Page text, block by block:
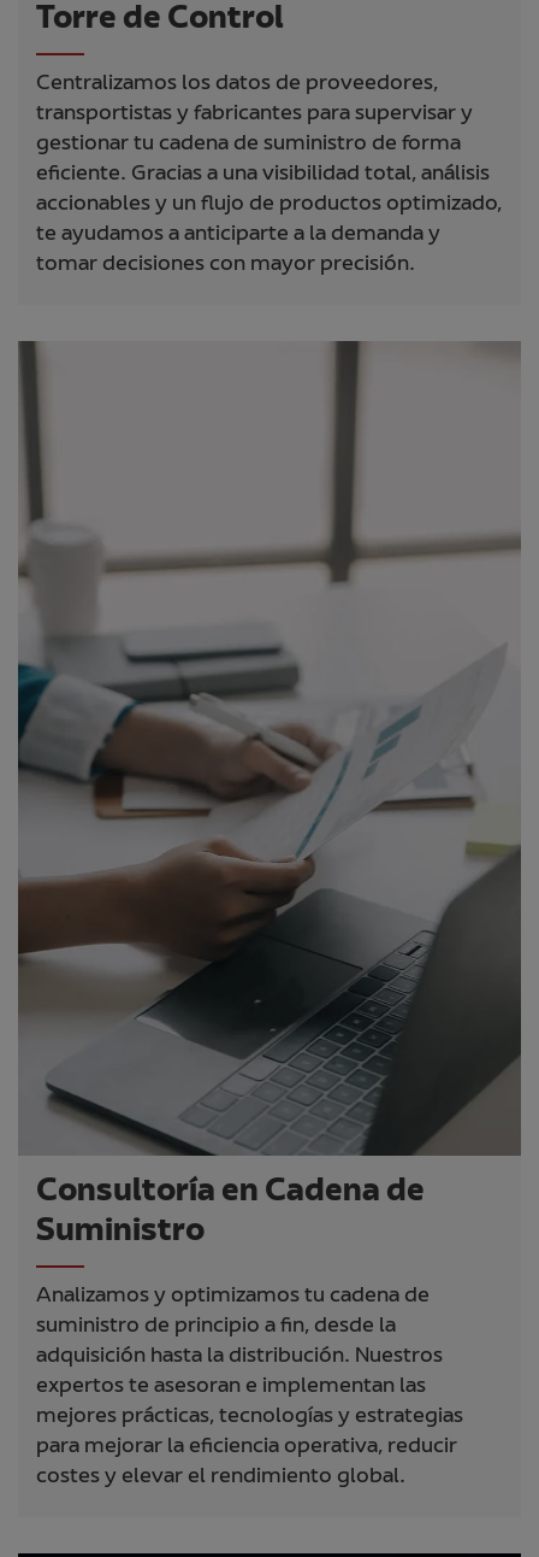
Torre de Control
Centralizamos los datos de proveedores,
transportistas y fabricantes para supervisar y
gestionar tu cadena de suministro de forma
eficiente. Gracias a una visibilidad total, análisis
accionables y un flujo de productos optimizado,
te ayudamos a anticiparte a la demanda y
tomar decisiones con mayor precisión.
Consultoría en Cadena de
Suministro
Analizamos y optimizamos tu cadena de
suministro de principio a fin, desde la
adquisición hasta la distribución. Nuestros
expertos te asesoran e implementan las
mejores prácticas, tecnologías y estrategias
para mejorar la eficiencia operativa, reducir
costes y elevar el rendimiento global.